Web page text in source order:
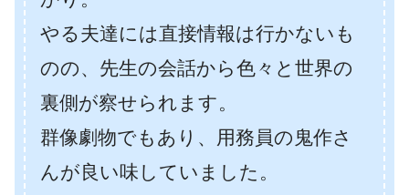
やる夫達には直接情報は行かないも
のの、先生の会話から色々と世界の
裏側が察せられます。
群像劇物でもあり、用務員の鬼作さ
んが良い味していました。